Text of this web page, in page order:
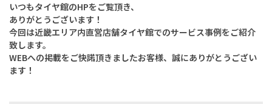
いつもタイヤ館のHPをご覧頂き、
ありがとうございます！
今回は近畿エリア内直営店舗タイヤ館でのサービス事例をご紹介
致します。
WEBへの掲載をご快諾頂きましたお客様、誠にありがとうござい
ます！